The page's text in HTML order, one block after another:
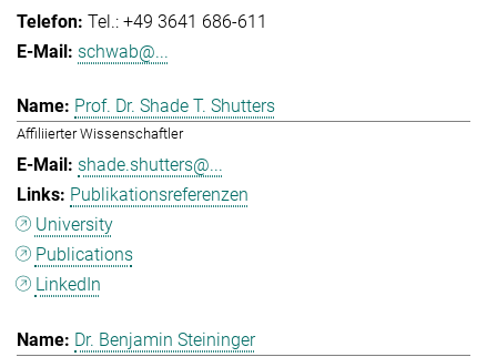
Tel.: +49 3641 686-611
schwab@...
Prof. Dr. Shade T. Shutters
Affiliierter Wissenschaftler
shade.shutters@...
Publikationsreferenzen
University
Publications
LinkedIn
Dr. Benjamin Steininger